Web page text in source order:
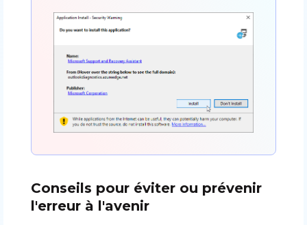
Conseils pour éviter ou prévenir
l'erreur à l'avenir